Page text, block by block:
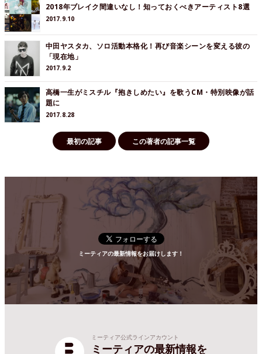
2018年ブレイク間違いなし！知っておくべきアーティスト8選
2017.9.10
中田ヤスタカ、ソロ活動本格化！再び音楽シーンを変える彼の
「現在地」
2017.9.2
高橋一生がミスチル『抱きしめたい』を歌うCM・特別映像が話
題に
2017.8.28
最初の記事 この著者の記事一覧
ミーティアの最新情報をお届けします！
ミーティア公式ラインアカウント
ミーティアの最新情報を